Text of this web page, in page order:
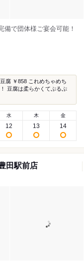
備で団体様ご宴会可能！
腐 ￥858 これめちゃめち
豆腐は柔らかくてぷるぷ
水
12
木
13
金
14
田駅前店